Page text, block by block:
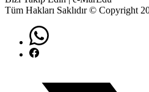
Tüm Hakları Saklıdır © Copyright